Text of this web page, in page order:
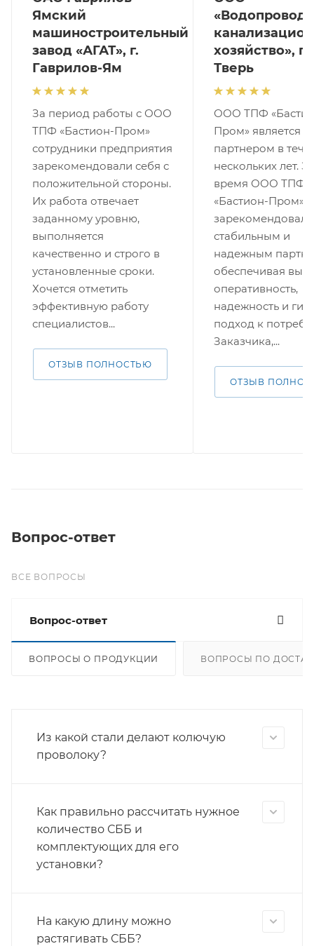
Ямский
машиностроительный
завод «АГАТ», г.
Гаврилов-Ям
За период работы с ООО
ТПФ «Бастион-Пром»
сотрудники предприятия
зарекомендовали себя с
положительной стороны.
Их работа отвечает
заданному уровню,
выполняется
качественно и строго в
установленные сроки.
Хочется отметить
эффективную работу
специалистов...
ОТЗЫВ ПОЛНОСТЬЮ
хозяйство», г.
Тверь
ООО ТПФ
Пром» является
партнером в
нескольких лет.
время ООО ТПФ
«Бастион-Пром»
стабильным и
надежным
обеспечивая
оперативность,
надежность и
подход к
Заказчика,...
ОТЗЫВ
Вопрос-ответ
ВСЕ ВОПРОСЫ
Вопрос-ответ
ВОПРОСЫ О ПРОДУКЦИИ ВОПРОСЫ ПО
Из какой стали делают колючую
проволоку?
Как правильно рассчитать нужное
количество СББ и
комплектующих для его
установки?
На какую длину можно
растягивать СББ?